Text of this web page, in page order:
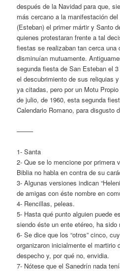
después de la Navidad para que,
más cercano a la manifestación
(Esteban) el primer mártir y Santo
quienes protestaran frente a tal
fiestas se realizaban tan cerca una
disminuían mutuamente.
segunda fiesta de San Esteban el
el descubrimiento de sus reliquias
ya citadas, pero por un Motu
de julio, de 1960, esta segunda
Calendario Romano, para disgusto
——–
1- Santa
2- Que se lo mencione por primera
Biblia no habla en contra de su
3- Algunas versiones indican
de amigas con éste nombre en
4- Rencillas, peleas.
5- Hasta qué punto alguien puede
siendo éste un ente etéreo, ha
6- Se dice que los “otros” cinco,
organizaron inicialmente el martirio
despecho y, por qué no, envidia.
7- Nótese que el Sanedrín nada